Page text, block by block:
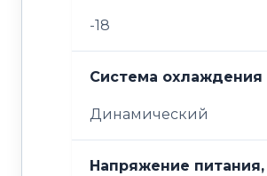
-18
Система охлаждения
Динамический
Напряжение